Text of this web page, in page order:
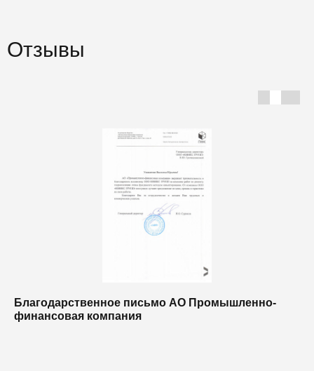
Отзывы
Благодарственное письмо АО Промышленно-
финансовая компания